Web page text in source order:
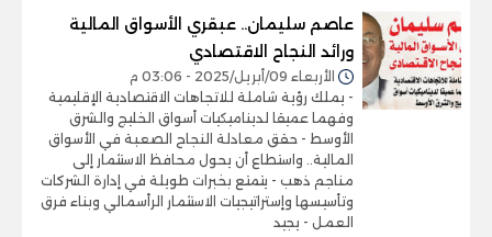
عاصم سليمان.. عبقري الأسواق المالية
ورائد النجاح الاقتصادي
الأربعاء 09/أبريل/2025 - 03:06 م
- يملك رؤية شاملة للاتجاهات الاقتصادية الإقليمية
وفهما عميقا لديناميكيات أسواق الخليج والشرق
الأوسط - حقق معادلة النجاح الصعبة في الأسواق
المالية.. واستطاع أن يحول محافظ الاستثمار إلى
مناجم ذهب - يتمتع بخبرات طويلة في إدارة الشركات
وتأسيسها وإستراتيجيات الاستثمار الرأسمالي وبناء فرق
العمل - يجيد